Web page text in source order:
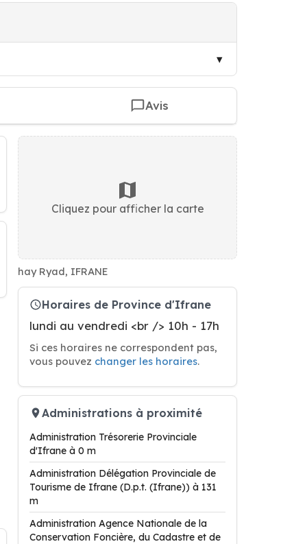
Avis
Cliquez pour afficher la carte
hay Ryad, IFRANE
Horaires de Province d'Ifrane
lundi au vendredi <br /> 10h - 17h
Si ces horaires ne correspondent pas,
vous pouvez changer les horaires.
Administrations à proximité
Administration Trésorerie Provinciale
d'Ifrane à 0 m
Administration Délégation Provinciale de
Tourisme de Ifrane (D.p.t. (Ifrane)) à 131
m
Administration Agence Nationale de la
Conservation Foncière, du Cadastre et de